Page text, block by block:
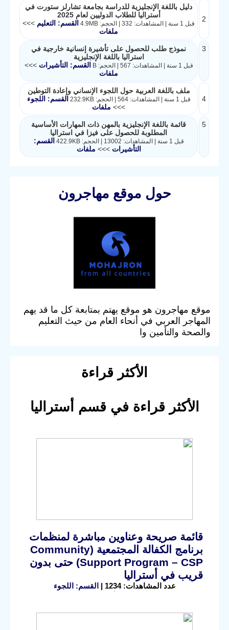
2
دليل باللغة الإنجليزية للدراسة بجامعة تشارلز ستورت في
أستراليا للطلاب الدوليين لعام 2025
قبل 1 سنة | المشاهدات: 332 | الحجم: 4.9MB القسم: التعليم >>>
ملفات
3
نموذج طلب للحصول على تأشيرة إنسانية خارجية في
استراليا باللغة الإنجليزية
قبل 1 سنة | المشاهدات: 567 | الحجم: B القسم: التأشيرات>>>
ملفات
4
ملف باللغة العربية حول اللجوء الإنساني وإعادة التوطين
قبل 1 سنة | المشاهدات: 564 | الحجم: 232.9KB
القسم: اللجوء
>>> ملفات
5
قائمة باللغة الإنجليزية بالمهن ذات المهارات الأساسية
المطلوبة للحصول على فيزا في استراليا
قبل 1 سنة | المشاهدات: 13002 | الحجم: 422.9KB
القسم:
التأشيرات>>> ملفات
حول موقع مهاجرون
موقع مهاجرون هو موقع يهتم بمتابعة كل ما قد يهم
المهاجر العربي في أنحاء العام من حيث التعليم
والصحة والتأمين وا
الأكثر قراءة
الأكثر قراءة في قسم أستراليا
قائمة صريحة وعناوين مباشرة لمنظمات
برنامج الكفالة المجتمعية (Community
Support Program – CSP) حتى بدون
قريب في أستراليا
عدد المشاهدات: 1234 | القسم: اللجوء